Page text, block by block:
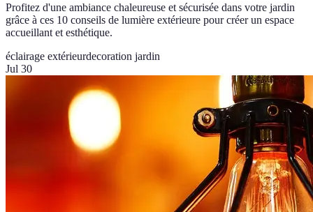
Profitez d'une ambiance chaleureuse et sécurisée dans votre jardin
grâce à ces 10 conseils de lumière extérieure pour créer un espace
accueillant et esthétique.
éclairage extérieurdecoration jardin
Jul 30